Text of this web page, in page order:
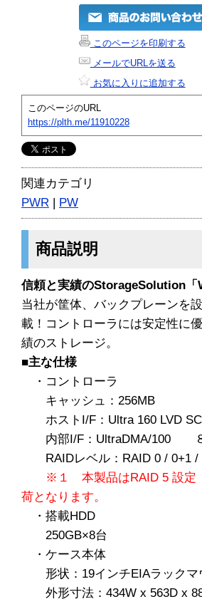
このページを印刷する
メールでURLを送る
お気に入りに追加する
このページのURL
https://plth.me/11910228
関連カテゴリ
PWR | PW
商品説明
信頼と実績のStorageSolution「
当社が筐体、バックプレーンを
載！コントローラには安定性に
績のストレージ。
■主な仕様
・コントローラ
キャッシュ：256MB
ホストI/F：Ultra 160 LVD
内部I/F：UltraDMA/100 ８
RAIDレベル：RAID 0 / 0+1
※１ 本製品はRAID 5 設定
荷となります。
・搭載HDD
250GB×8台
・ケース本体
形状：19インチEIAラックマ
外形寸法：434W x 563D x